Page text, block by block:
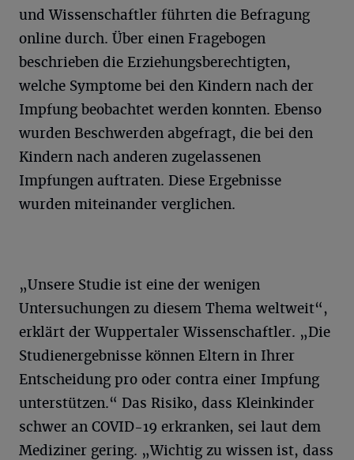
und Wissenschaftler führten die Befragung
online durch. Über einen Fragebogen
beschrieben die Erziehungsberechtigten,
welche Symptome bei den Kindern nach der
Impfung beobachtet werden konnten. Ebenso
wurden Beschwerden abgefragt, die bei den
Kindern nach anderen zugelassenen
Impfungen auftraten. Diese Ergebnisse
wurden miteinander verglichen.
„Unsere Studie ist eine der wenigen
Untersuchungen zu diesem Thema weltweit“,
erklärt der Wuppertaler Wissenschaftler. „Die
Studienergebnisse können Eltern in Ihrer
Entscheidung pro oder contra einer Impfung
unterstützen.“ Das Risiko, dass Kleinkinder
schwer an COVID-19 erkranken, sei laut dem
Mediziner gering. „Wichtig zu wissen ist, dass